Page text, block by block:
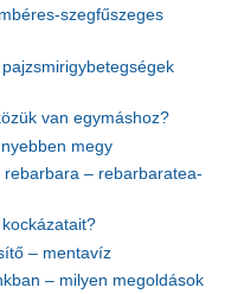
szegfűszeges
van egymáshoz?
megy
– rebarbaratea-
– mentavíz
– milyen megoldások